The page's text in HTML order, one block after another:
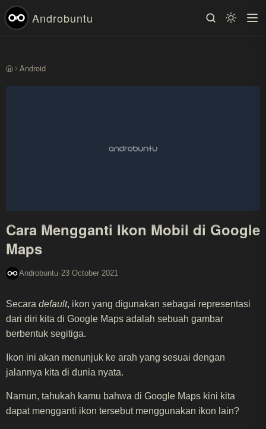
Androbuntu
BerandaAndroid
Cara Mengganti Ikon Mobil di Google
Maps
Androbuntu·23 October 2021
Secara default, ikon yang digunakan sebagai representasi
dari diri kita di Google Maps adalah sebuah gambar
berbentuk segitiga.
Ikon ini akan menunjuk ke arah yang sesuai dengan
jalannya kita di dunia nyata.
Namun, tahukah kamu bahwa di Google Maps kini kita
dapat mengganti ikon tersebut menggunakan ikon lain?